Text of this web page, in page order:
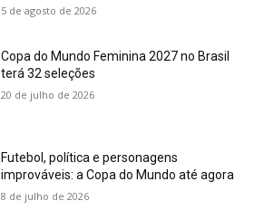
5 de agosto de 2026
Copa do Mundo Feminina 2027 no Brasil
terá 32 seleções
20 de julho de 2026
Futebol, política e personagens
improváveis: a Copa do Mundo até agora
8 de julho de 2026